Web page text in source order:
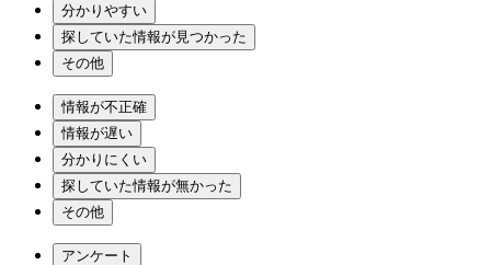
分かりやすい
探していた情報が見つかった
その他
情報が不正確
情報が遅い
分かりにくい
探していた情報が無かった
その他
アンケート